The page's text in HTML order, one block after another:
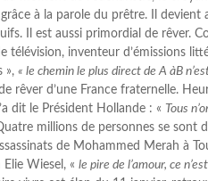
à la parole du prêtre. Il devient
Il est aussi primordial de rêver.
télévision, inventeur d’émissions
», « le chemin le plus direct de A àB
rêver d’une France fraternelle.
dit le Président Hollande : « Tous
millions de personnes se sont
de Mohammed Merah à
Wiesel, « le pire de l’amour, ce